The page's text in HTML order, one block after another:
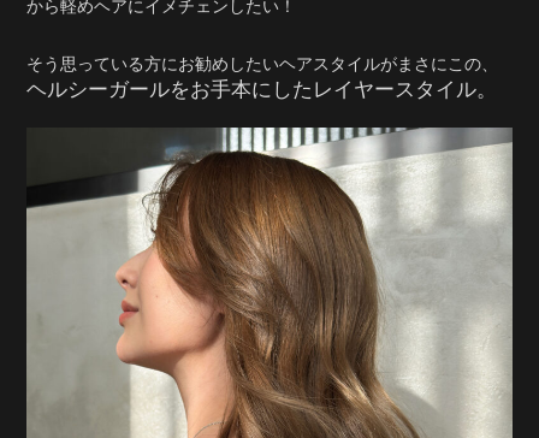
から軽めヘアにイメチェンしたい！
そう思っている方にお勧めしたいヘアスタイルがまさにこの、
ヘルシーガールをお手本にしたレイヤースタイル。